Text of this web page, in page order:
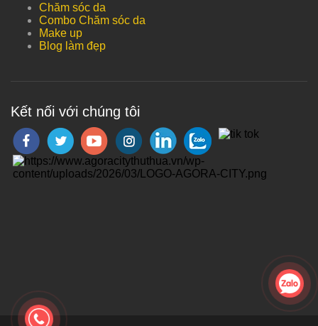
Chăm sóc da
Combo Chăm sóc da
Make up
Blog làm đẹp
Kết nối với chúng tôi